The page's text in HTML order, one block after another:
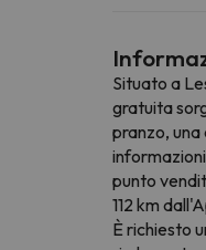
Situato a
gratuita
pranzo,
punto
112 km
È richiesto